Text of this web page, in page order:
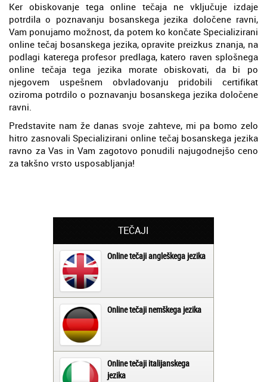
Ker obiskovanje tega online tečaja ne vključuje izdaje
potrdila o poznavanju bosanskega jezika določene ravni,
Vam ponujamo možnost, da potem ko končate Specializirani
online tečaj bosanskega jezika, opravite preizkus znanja, na
podlagi katerega profesor predlaga, katero raven splošnega
online tečaja tega jezika morate obiskovati, da bi po
njegovem uspešnem obvladovanju pridobili certifikat
oziroma potrdilo o poznavanju bosanskega jezika določene
ravni.
Predstavite nam že danas svoje zahteve, mi pa bomo zelo
hitro zasnovali Specializirani online tečaj bosanskega jezika
ravno za Vas in Vam zagotovo ponudili najugodnejšo ceno
za takšno vrsto usposabljanja!
TEČAJI
Online tečaji angleškega jezika
Online tečaji nemškega jezika
Online tečaji italijanskega
jezika